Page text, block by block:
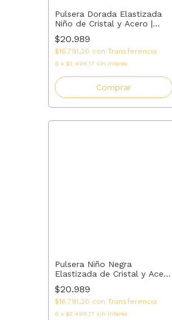
Pulsera Dorada Elastizada
Niño de Cristal y Acero |
Regalo para Mamá, Abuela,
Madrina o Tía | AMALO
$20.989
$16.791,20 con Transferencia
6 x $3.498,17 sin interés
Comprar
Pulsera Niño Negra
Elastizada de Cristal y Acero
| Regalo para Mamá, Abuela,
Madrina o Tía | AMALO
$20.989
$16.791,20 con Transferencia
6 x $3.498,17 sin interés